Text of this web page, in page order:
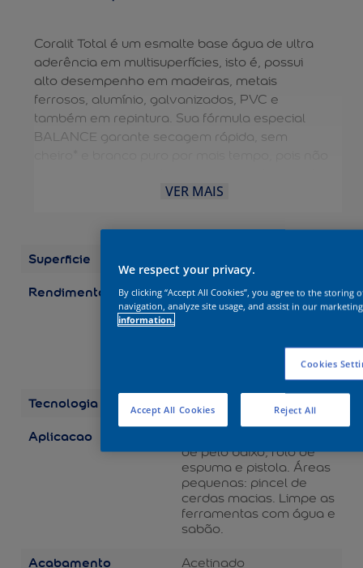
Coralit Total é um esmalte base água de ultra
aderência em multisuperfícies, isto é, possui
alto desempenho em madeiras, metais
ferrosos, alumínio, galvanizados, PVC e
também em repintura. Sua fórmula especial
BALANCE garante secagem rápida, sem
diluição e limpeza das ferramentas são feitas
tornando o processo mais fácil. É uma solução
INTERNA. Possui durabilidade de 10 anos.
VER MAIS
Superficie
Rendimento
Embalagens/Rendimento
(por demão) Galão 3,6 L:
até 19 m2 Quarto 0,8 L:
Tecnologia Balance
Aplicacao
de pelo baixo, rolo de
espuma e pistola. Áreas
pequenas: pincel de
cerdas macias. Limpe as
ferramentas com água e
sabão.
Acabamento Acetinado
We respect your privacy.
By clicking “Accept All Cookies”, you agree to the
navigation, analyze site usage, and assist in our
information.
Cookies
Reject All
Accept All Cookies